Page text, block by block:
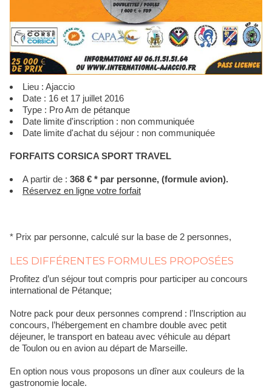
Lieu : Ajaccio
Date : 16 et 17 juillet 2016
Type : Pro Am de pétanque
Date limite d'inscription : non communiquée
Date limite d'achat du séjour : non communiquée
FORFAITS CORSICA SPORT TRAVEL
A partir de : 368 € * par personne, (formule avion).
Réservez en ligne votre forfait
* Prix par personne, calculé sur la base de 2 personnes,
LES DIFFÉRENTES FORMULES PROPOSÉES
Profitez d’un séjour tout compris pour participer au concours
international de Pétanque;
Notre pack pour deux personnes comprend : l’Inscription au
concours, l’hébergement en chambre double avec petit
déjeuner, le transport en bateau avec véhicule au départ
de Toulon ou en avion au départ de Marseille.
En option nous vous proposons un dîner aux couleurs de la
gastronomie locale.